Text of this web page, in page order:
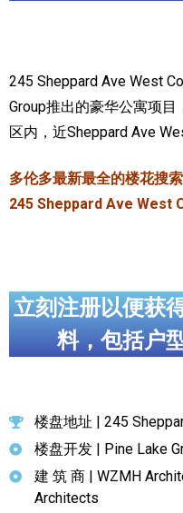
定居安大略省
安大略省免费医疗保险
吃货眼中的加拿大地图
245 Sheppard Ave West
Group推出的豪华公寓项
区内，近Sheppard Ave
多伦多最新最全的楼花搜
245 Sheppard Ave West
立刻注册以便获
料，包括户
楼盘地址 | 245
楼盘开发 | Pine Lake
建 筑 商 | WZMH
Architects